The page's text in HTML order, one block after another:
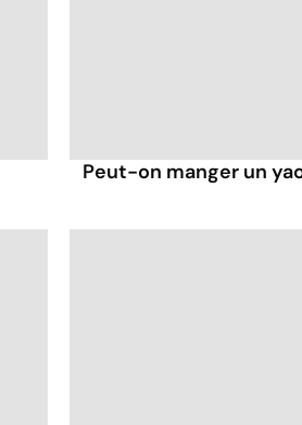
Peut-on manger un